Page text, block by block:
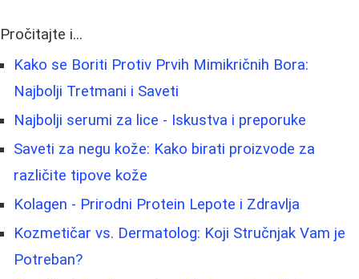
Pročitajte i...
Kako se Boriti Protiv Prvih Mimikričnih Bora:
Najbolji Tretmani i Saveti
Najbolji serumi za lice - Iskustva i preporuke
Saveti za negu kože: Kako birati proizvode za
različite tipove kože
Kolagen - Prirodni Protein Lepote i Zdravlja
Kozmetičar vs. Dermatolog: Koji Stručnjak Vam je
Potreban?